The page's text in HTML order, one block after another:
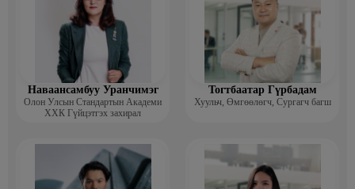
Наваансамбуу Уранчимэг
Олон Улсын Стандартын Академи
ХХК Гүйцэтгэх захирал
Тогтбаатар Гүрбадам
Хуульч, Өмгөөлөгч, Сургагч багш